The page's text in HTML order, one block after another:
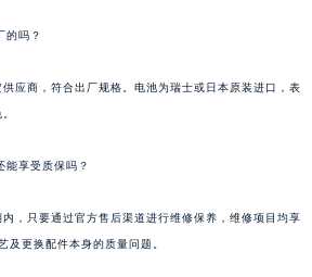
的吗？
应商，符合出厂规格。电池为瑞士或日本原装进口，表
能享受质保吗？
，只要通过官方售后渠道进行维修保养，维修项目均享
及更换配件本身的质量问题。